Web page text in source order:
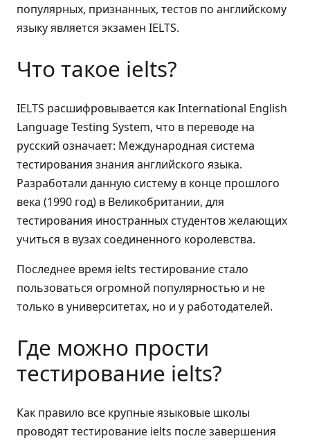
популярных, признанных, тестов по английскому
языку является экзамен IELTS.
Что такое ielts?
IELTS расшифровывается как International English
Language Testing System, что в переводе на
русский означает: Международная система
тестирования знания английского языка.
Разработали данную систему в конце прошлого
века (1990 год) в Великобритании, для
тестирования иностранных студентов желающих
учиться в вузах соединенного королевства.
Последнее время ielts тестирование стало
пользоваться огромной популярностью и не
только в университетах, но и у работодателей.
Где можно прости
тестирование ielts?
Как правило все крупные языковые школы
проводят тестирование ielts после завершения